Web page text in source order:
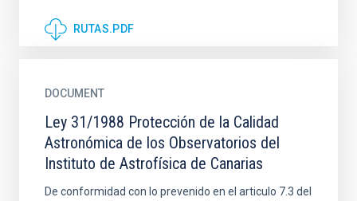
RUTAS.PDF
DOCUMENT
Ley 31/1988 Protección de la Calidad
Astronómica de los Observatorios del
Instituto de Astrofísica de Canarias
De conformidad con lo prevenido en el articulo 7.3 del